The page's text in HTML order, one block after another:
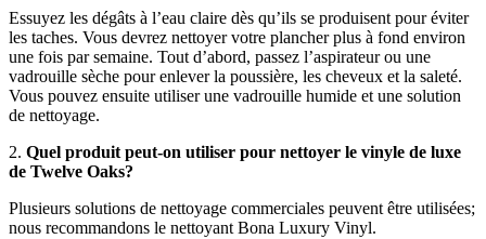
Essuyez les dégâts à l’eau claire dès qu’ils se produisent pour éviter
les taches. Vous devrez nettoyer votre plancher plus à fond environ
une fois par semaine. Tout d’abord, passez l’aspirateur ou une
vadrouille sèche pour enlever la poussière, les cheveux et la saleté.
Vous pouvez ensuite utiliser une vadrouille humide et une solution
de nettoyage.
2. Quel produit peut-on utiliser pour nettoyer le vinyle de luxe
de Twelve Oaks?
Plusieurs solutions de nettoyage commerciales peuvent être utilisées;
nous recommandons le nettoyant Bona Luxury Vinyl.